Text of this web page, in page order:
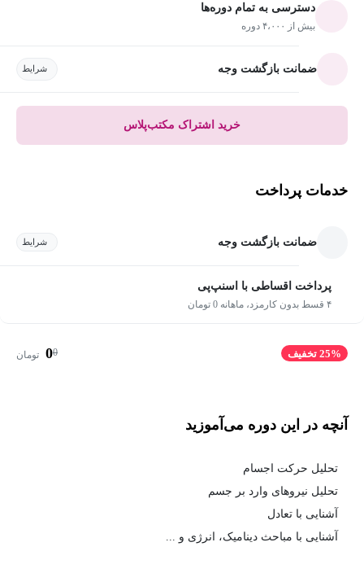
دسترسی به تمام دوره‌ها
بیش از ۴،۰۰۰ دوره
ضمانت بازگشت وجه شرایط
خرید اشتراک مکتب‌پلاس
خدمات پرداخت
ضمانت بازگشت وجه شرایط
پرداخت اقساطی با اسنپ‌پی
۴ قسط بدون کارمزد، ماهانه 0 تومان
25% تخفیف 0
0 تومان
آنچه در این دوره می‌آموزید
تحلیل حرکت اجسام
تحلیل نیروهای وارد بر جسم
آشنایی با تعادل
آشنایی با مباحث دینامیک، انرژی و ...